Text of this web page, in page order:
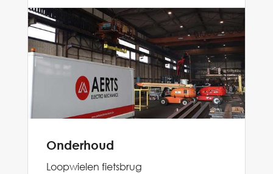
Onderhoud
Loopwielen fietsbrug